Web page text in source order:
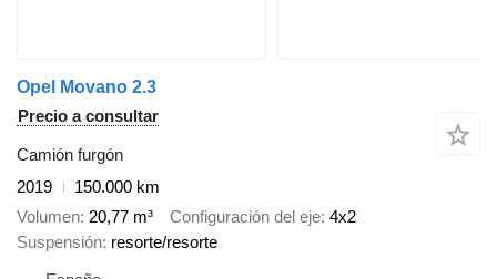
Opel Movano 2.3
Precio a consultar
Camión furgón
2019
150.000 km
Volumen 20,77 m³ Configuración del eje 4x2
Suspensión resorte/resorte